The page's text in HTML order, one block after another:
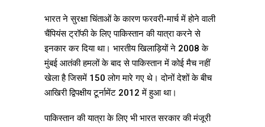
भारत ने सुरक्षा चिंताओं के कारण फरवरी-मार्च में होने वाली
चैंपियंस ट्रॉफी के लिए पाकिस्तान की यात्रा करने से
इनकार कर दिया था। भारतीय खिलाड़ियों ने 2008 के
मुंबई आतंकी हमलों के बाद से पाकिस्तान में कोई मैच नहीं
खेला है जिसमें 150 लोग मारे गए थे। दोनों देशों के बीच
आखिरी द्विपक्षीय टूर्नामेंट 2012 में हुआ था।
पाकिस्तान की यात्रा के लिए भी भारत सरकार की मंजूरी